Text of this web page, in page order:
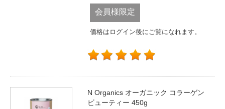
会員様限定
価格はログイン後にご覧になれます。
N Organics オーガニック コラーゲン
ビューティー 450g